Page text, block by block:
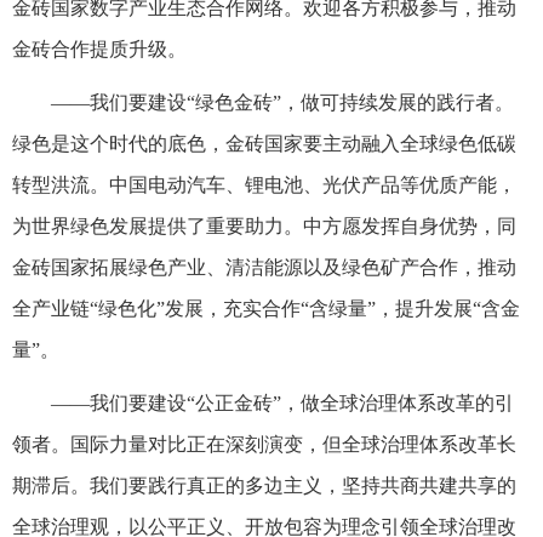
金砖国家数字产业生态合作网络。欢迎各方积极参与，推动
金砖合作提质升级。
——我们要建设“绿色金砖”，做可持续发展的践行者。
绿色是这个时代的底色，金砖国家要主动融入全球绿色低碳
转型洪流。中国电动汽车、锂电池、光伏产品等优质产能，
为世界绿色发展提供了重要助力。中方愿发挥自身优势，同
金砖国家拓展绿色产业、清洁能源以及绿色矿产合作，推动
全产业链“绿色化”发展，充实合作“含绿量”，提升发展“含金
量”。
——我们要建设“公正金砖”，做全球治理体系改革的引
领者。国际力量对比正在深刻演变，但全球治理体系改革长
期滞后。我们要践行真正的多边主义，坚持共商共建共享的
全球治理观，以公平正义、开放包容为理念引领全球治理改